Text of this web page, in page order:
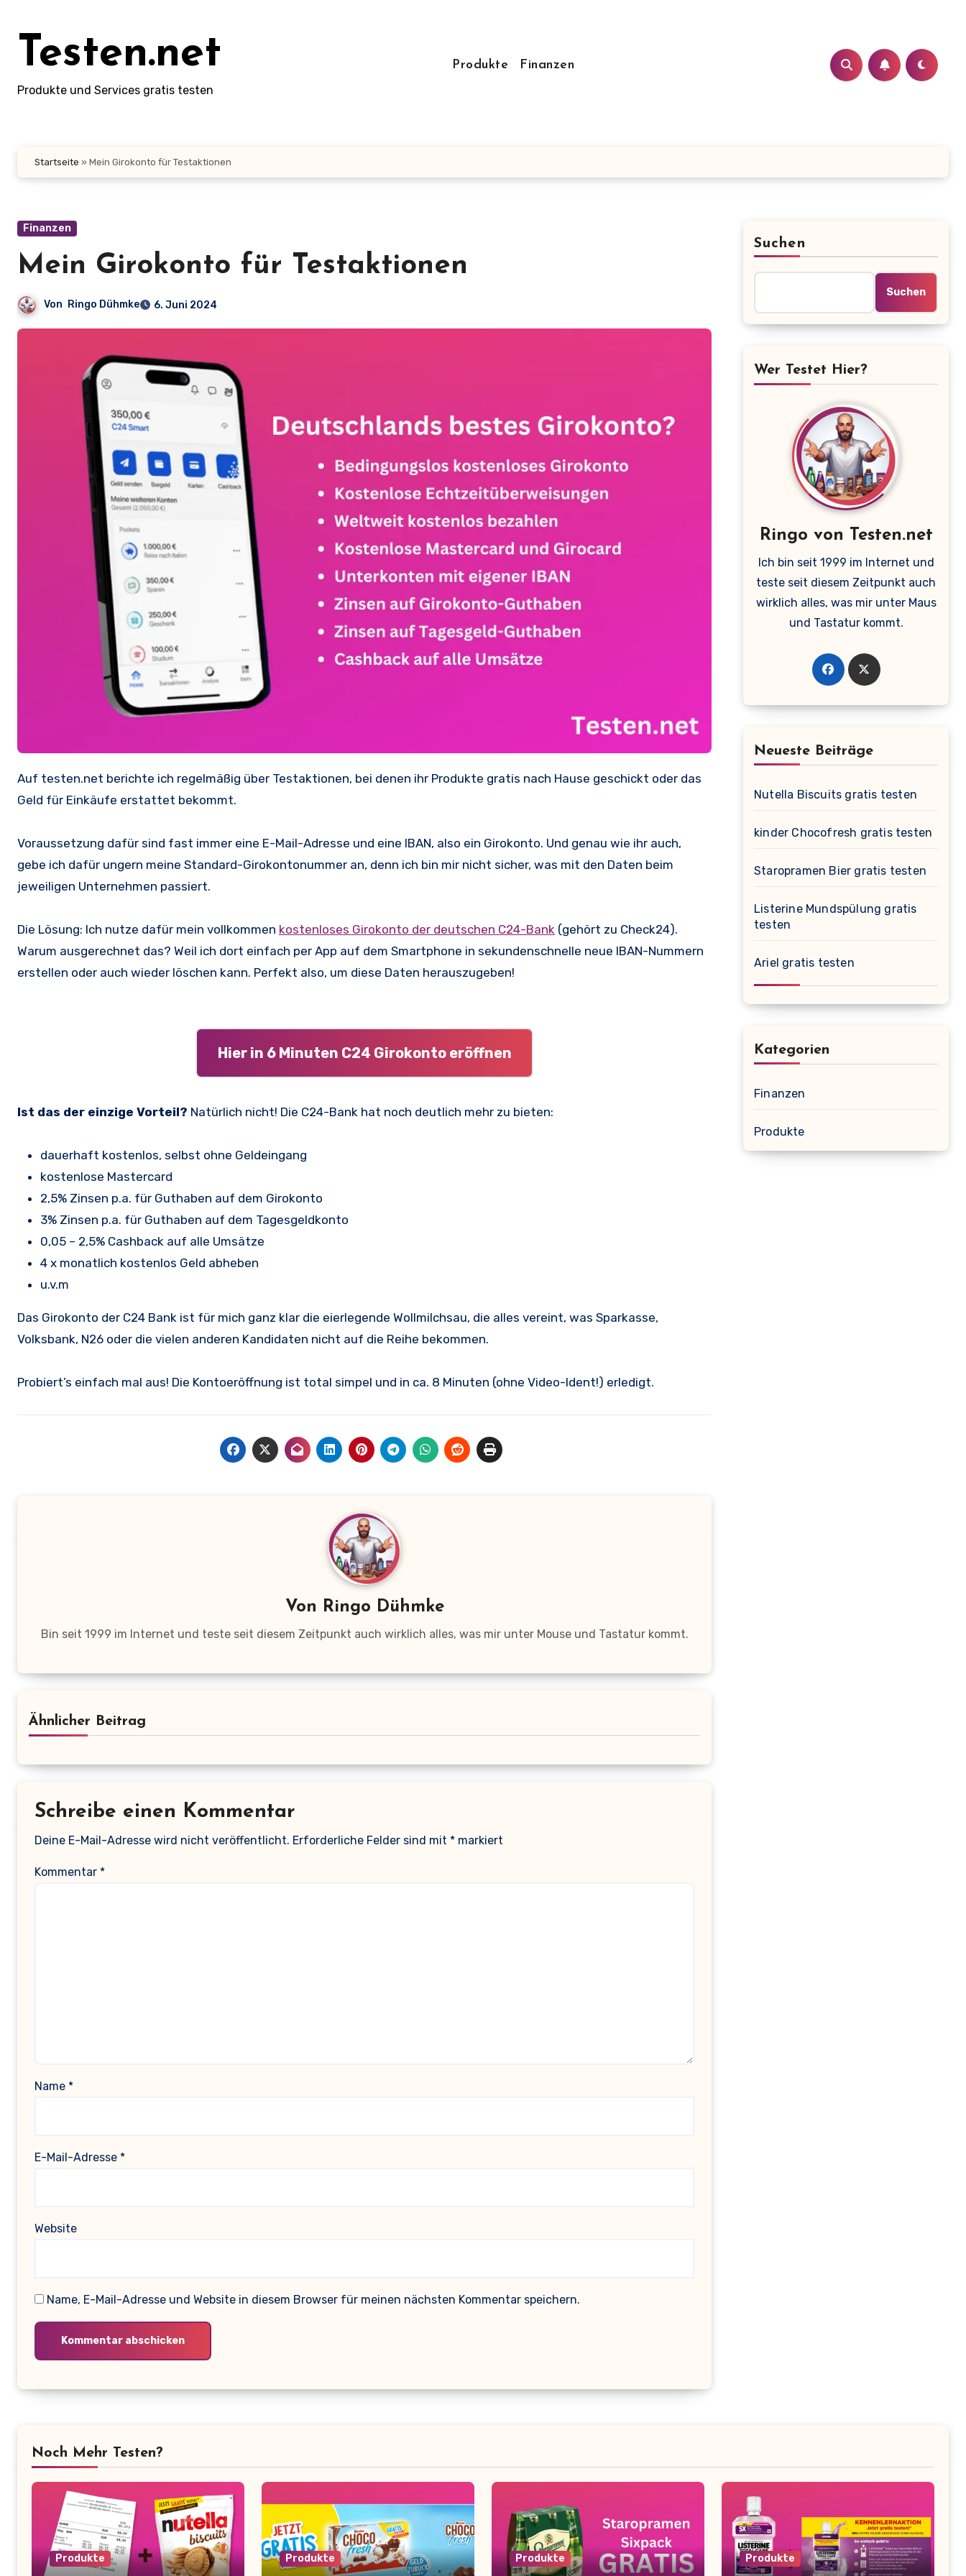
springenTesten.net
Produkte und Services gratis testen
Produkte Finanzen
Startseite » Mein Girokonto für Testaktionen
Finanzen
Mein Girokonto für Testaktionen
Von Ringo Dühmke 6. Juni 2024
Auf testen.net berichte ich regelmäßig über Testaktionen, bei denen ihr Produkte gratis nach Hause geschickt oder das
Geld für Einkäufe erstattet bekommt.
Voraussetzung dafür sind fast immer eine E-Mail-Adresse und eine IBAN, also ein Girokonto. Und genau wie ihr auch,
gebe ich dafür ungern meine Standard-Girokontonummer an, denn ich bin mir nicht sicher, was mit den Daten beim
jeweiligen Unternehmen passiert.
Die Lösung: Ich nutze dafür mein vollkommen kostenloses Girokonto der deutschen C24-Bank (gehört zu Check24).
Warum ausgerechnet das? Weil ich dort einfach per App auf dem Smartphone in sekundenschnelle neue IBAN-Nummern
erstellen oder auch wieder löschen kann. Perfekt also, um diese Daten herauszugeben!
Hier in 6 Minuten C24 Girokonto eröffnen
Ist das der einzige Vorteil? Natürlich nicht! Die C24-Bank hat noch deutlich mehr zu bieten:
dauerhaft kostenlos, selbst ohne Geldeingang
kostenlose Mastercard
2,5% Zinsen p.a. für Guthaben auf dem Girokonto
3% Zinsen p.a. für Guthaben auf dem Tagesgeldkonto
0,05 – 2,5% Cashback auf alle Umsätze
4 x monatlich kostenlos Geld abheben
u.v.m
Das Girokonto der C24 Bank ist für mich ganz klar die eierlegende Wollmilchsau, die alles vereint, was Sparkasse,
Volksbank, N26 oder die vielen anderen Kandidaten nicht auf die Reihe bekommen.
Probiert’s einfach mal aus! Die Kontoeröffnung ist total simpel und in ca. 8 Minuten (ohne Video-Ident!) erledigt.
Von Ringo Dühmke
Bin seit 1999 im Internet und teste seit diesem Zeitpunkt auch wirklich alles, was mir unter Mouse und Tastatur kommt.
Ähnlicher Beitrag
Schreibe einen Kommentar
Deine E-Mail-Adresse wird nicht veröffentlicht. Erforderliche Felder sind mit * markiert
Kommentar *
Name *
E-Mail-Adresse *
Website
Name, E-Mail-Adresse und Website in diesem Browser für meinen nächsten Kommentar speichern.
Suchen
Suchen
Wer Testet Hier?
Ringo von Testen.net
Ich bin seit 1999 im Internet und
teste seit diesem Zeitpunkt auch
wirklich alles, was mir unter Maus
und Tastatur kommt.
Neueste Beiträge
Nutella Biscuits gratis testen
kinder Chocofresh gratis testen
Staropramen Bier gratis testen
Listerine Mundspülung gratis
testen
Ariel gratis testen
Kategorien
Finanzen
Produkte
Noch Mehr Testen?
Produkte Produkte Produkte Produkte